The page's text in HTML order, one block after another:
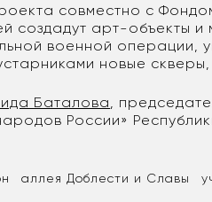
совместно с
создадут арт-объекты и
военной операции,
новые
Баталова
,
России»
аллея Доблести и Славы